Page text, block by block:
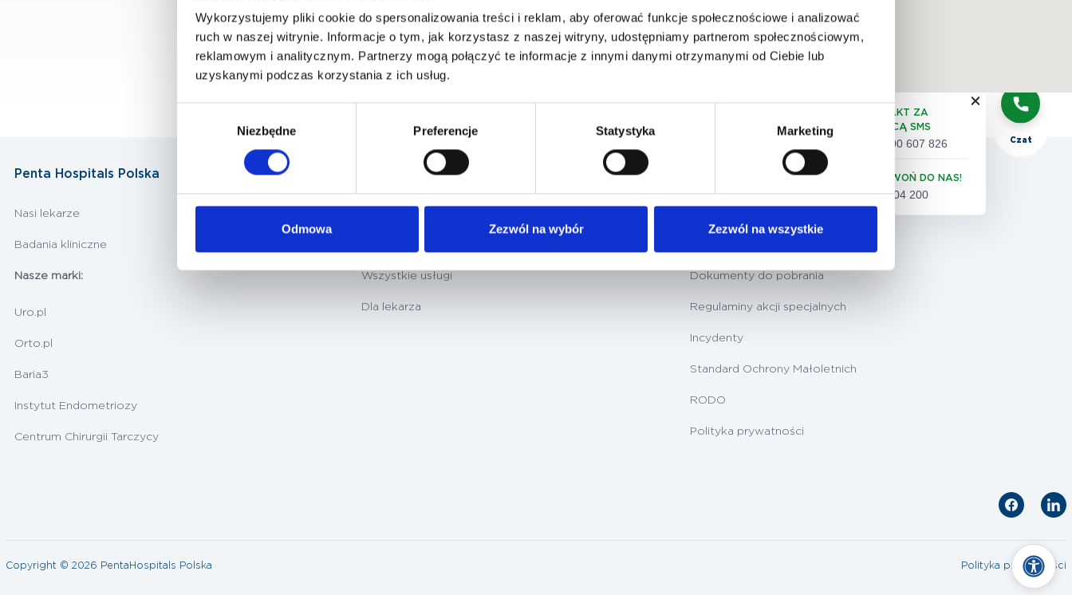
Wykorzystujemy pliki cookie do spersonalizowania treści i reklam, aby oferować funkcje społecznościowe i analizować
ruch w naszej witrynie. Informacje o tym, jak korzystasz z naszej witryny, udostępniamy partnerom społecznościowym,
reklamowym i analitycznym. Partnerzy mogą połączyć te informacje z innymi danymi otrzymanymi od Ciebie lub
uzyskanymi podczas korzystania z ich usług.
Niezbędne Preferencje Statystyka Marketing
Odmowa Zezwól na wybór Zezwól na wszystkie
Penta Hospitals Polska
Nasi lekarze
Badania kliniczne
Nasze marki:
Uro.pl
Orto.pl
Baria3
Instytut Endometriozy
Centrum Chirurgii Tarczycy
Nasza oferta
Wszystkie usługi
Dla lekarza
Dokumenty do pobrania
Regulaminy akcji specjalnych
Incydenty
Standard Ochrony Małoletnich
RODO
Polityka prywatności
Copyright © 2026 PentaHospitals Polska Polityka prywatności
KONTAKT ZA
POMOCĄ SMS
+48 500 607 826
ZADZWOŃ DO NAS!
61 86 04 200
Czat